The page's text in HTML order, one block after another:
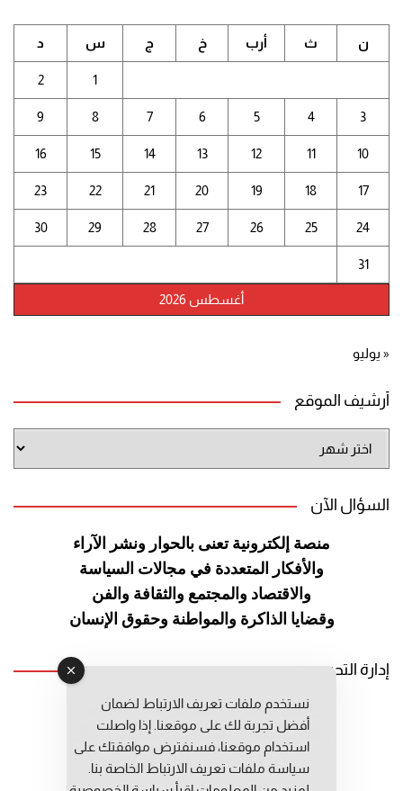
أغسطس 2026
ن ث أرب خ ج س د
1
2
3
4
5
6
7
8
9
10
11
12
13
14
15
16
17
18
19
20
21
22
23
24
25
26
27
28
29
30
31
« يوليو
أرشيف الموقع
الموقع
السؤال الآن
منصة إلكترونية تعنى بالحوار ونشر الآراء
والأفكار المتعددة في مجالات السياسة
والاقتصاد والمجتمع والثقافة والفن
وقضايا الذاكرة والمواطنة وحقوق الإنسان
إدارة التحرير
رئيس التحرير: عبد الرحيم التوراني
رئيس التحرير المساعد: المعطي قبال
مديرة التحرير: فاطمة حوحو
نستخدم ملفات تعريف الارتباط لضمان
أفضل تجربة لك على موقعنا. إذا واصلت
استخدام موقعنا، فسنفترض موافقتك على
سياسة ملفات تعريف الارتباط الخاصة بنا.